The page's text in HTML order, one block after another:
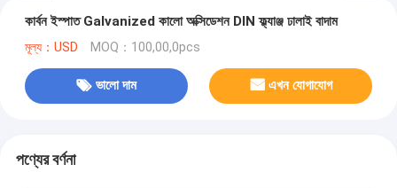
কার্বন ইস্পাত Galvanized কালো অক্সিডেশন DIN ফ্ল্যাঞ্জ ঢালাই বাদাম
মূল্য：USD MOQ：100,00,0pcs
ভালো দাম এখন যোগাযোগ
পণ্যের বর্ণনা